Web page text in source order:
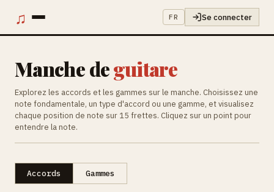
♫ FR Se connecter
Manche deguitare
Explorez les accords et les gammes sur le manche. Choisissez une
note fondamentale, un type d'accord ou une gamme, et visualisez
chaque position de note sur 15 frettes. Cliquez sur un point pour
entendre la note.
Accords Gammes